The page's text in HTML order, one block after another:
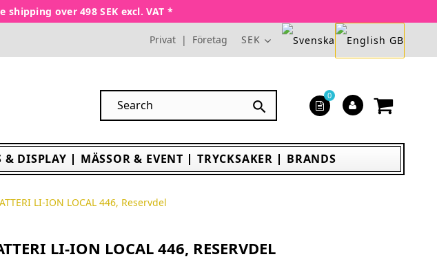
shipping over 498 SEK excl. VAT *
Privat | Företag SEK

0
& DISPLAY MÄSSOR & EVENT TRYCKSAKER BRANDS
LI-ION LOCAL 446, Reservdel
LI-ION LOCAL 446, RESERVDEL